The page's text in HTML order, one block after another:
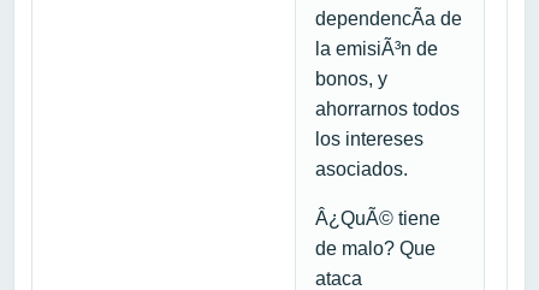
dependencÃ­a de
la emisiÃ³n de
bonos, y
ahorrarnos todos
los intereses
asociados.
Â¿QuÃ© tiene
de malo? Que
ataca